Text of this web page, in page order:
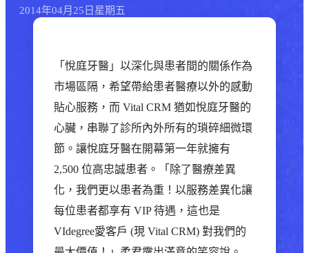
2014年04月 25日 星期五
「悅庭牙醫」以深化與患者間的關係作為
市場區隔，希望帶給患者醫療以外的感動
貼心服務，而 Vital CRM 猶如悅庭牙醫的
心臟，串聯了診所內外所有的瑣碎細微環
節。讓悅庭牙醫在開幕第一年就擁有
2,500 位高忠誠患者。「除了醫療差異
化，我們更以患者為重！以服務差異化讓
每位患者都享有 VIP 待遇，這也是
VIdegree愛客戶 (現 Vital CRM) 對我們的